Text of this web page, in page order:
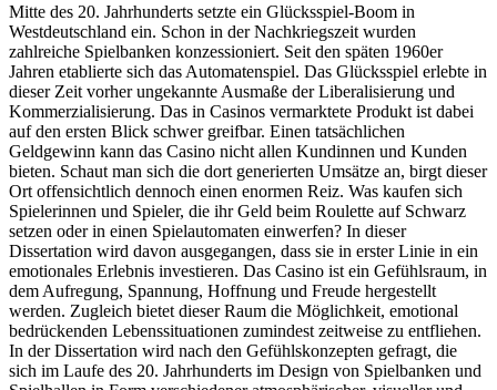
Mitte des 20. Jahrhunderts setzte ein Glücksspiel-Boom in
Westdeutschland ein. Schon in der Nachkriegszeit wurden
zahlreiche Spielbanken konzessioniert. Seit den späten 1960er
Jahren etablierte sich das Automatenspiel. Das Glücksspiel erlebte in
dieser Zeit vorher ungekannte Ausmaße der Liberalisierung und
Kommerzialisierung. Das in Casinos vermarktete Produkt ist dabei
auf den ersten Blick schwer greifbar. Einen tatsächlichen
Geldgewinn kann das Casino nicht allen Kundinnen und Kunden
bieten. Schaut man sich die dort generierten Umsätze an, birgt dieser
Ort offensichtlich dennoch einen enormen Reiz. Was kaufen sich
Spielerinnen und Spieler, die ihr Geld beim Roulette auf Schwarz
setzen oder in einen Spielautomaten einwerfen? In dieser
Dissertation wird davon ausgegangen, dass sie in erster Linie in ein
emotionales Erlebnis investieren. Das Casino ist ein Gefühlsraum, in
dem Aufregung, Spannung, Hoffnung und Freude hergestellt
werden. Zugleich bietet dieser Raum die Möglichkeit, emotional
bedrückenden Lebenssituationen zumindest zeitweise zu entfliehen.
In der Dissertation wird nach den Gefühlskonzepten gefragt, die
sich im Laufe des 20. Jahrhunderts im Design von Spielbanken und